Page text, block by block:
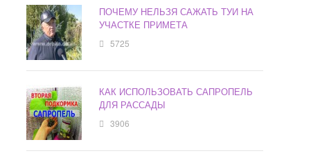
ПОЧЕМУ НЕЛЬЗЯ САЖАТЬ ТУИ НА
УЧАСТКЕ ПРИМЕТА
5725
КАК ИСПОЛЬЗОВАТЬ САПРОПЕЛЬ
ДЛЯ РАССАДЫ
3906